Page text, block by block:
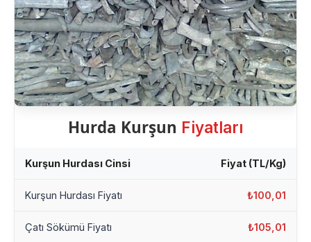
Hurda Kurşun Fiyatları
Kurşun Hurdası Cinsi Fiyat (TL/Kg)
Kurşun Hurdası Fiyatı ₺100,01
Çatı Sökümü Fiyatı ₺105,01